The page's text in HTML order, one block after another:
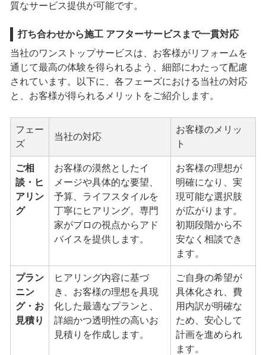
質なサービス提供が可能です。
打ち合わせから施工 アフターサービスまで一貫対応
当社のワンストップサービスは、お客様がリフォームを
通じて最高の体験を得られるよう、細部にわたって配慮
されています。以下に、各フェーズにおける当社の対応
と、お客様が得られるメリットをご紹介します。
フェー
ズ
当社の対応
お客様のメリッ
ト
ご相
談・ヒ
アリン
グ
お客様の漠然としたイ
メージや具体的な要望、
予算、ライフスタイルを
丁寧にヒアリング。専門
家がプロの視点からアド
バイスを提供します。
お客様の理想が
明確になり、実
現可能な選択肢
が広がります。
初期段階から不
安なく相談でき
ます。
プラン
ニン
グ・お
見積り
ヒアリング内容に基づ
き、お客様の理想を具現
化した最適なプランと、
詳細かつ透明性の高いお
見積りを作成します。
ご自身の希望が
具体化され、費
用内訳が明確な
ため、安心して
計画を進められ
ます。